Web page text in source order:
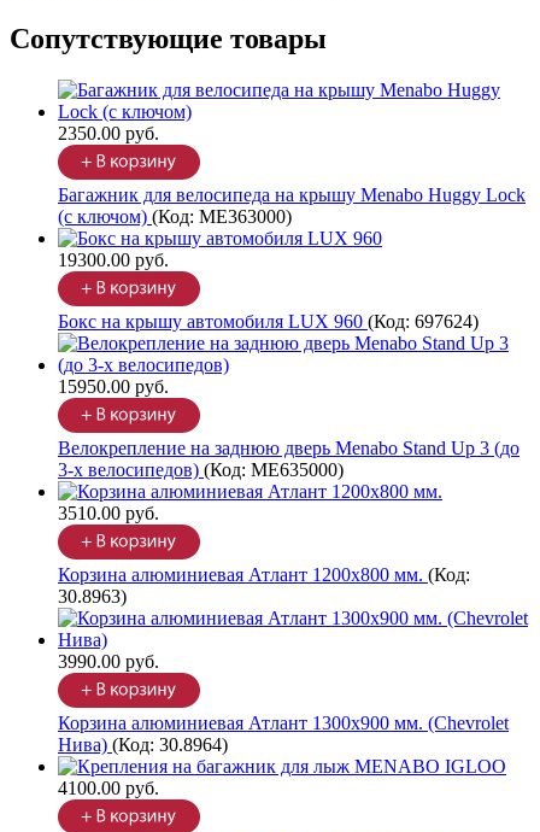
Сопутствующие товары
2350.00 руб.
Багажник для велосипеда на крышу Menabo Huggy Lock
(с ключом) (Код: ME363000)
19300.00 руб.
Бокс на крышу автомобиля LUX 960 (Код: 697624)
15950.00 руб.
Велокрепление на заднюю дверь Menabo Stand Up 3 (до
3-х велосипедов) (Код: ME635000)
3510.00 руб.
Корзина алюминиевая Атлант 1200х800 мм. (Код:
30.8963)
3990.00 руб.
Корзина алюминиевая Атлант 1300х900 мм. (Chevrolet
Нива) (Код: 30.8964)
4100.00 руб.